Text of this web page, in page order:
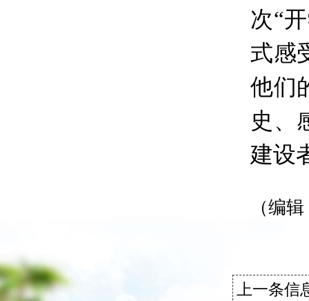
次“
式感
他们
史、
建设
（编
上一条信